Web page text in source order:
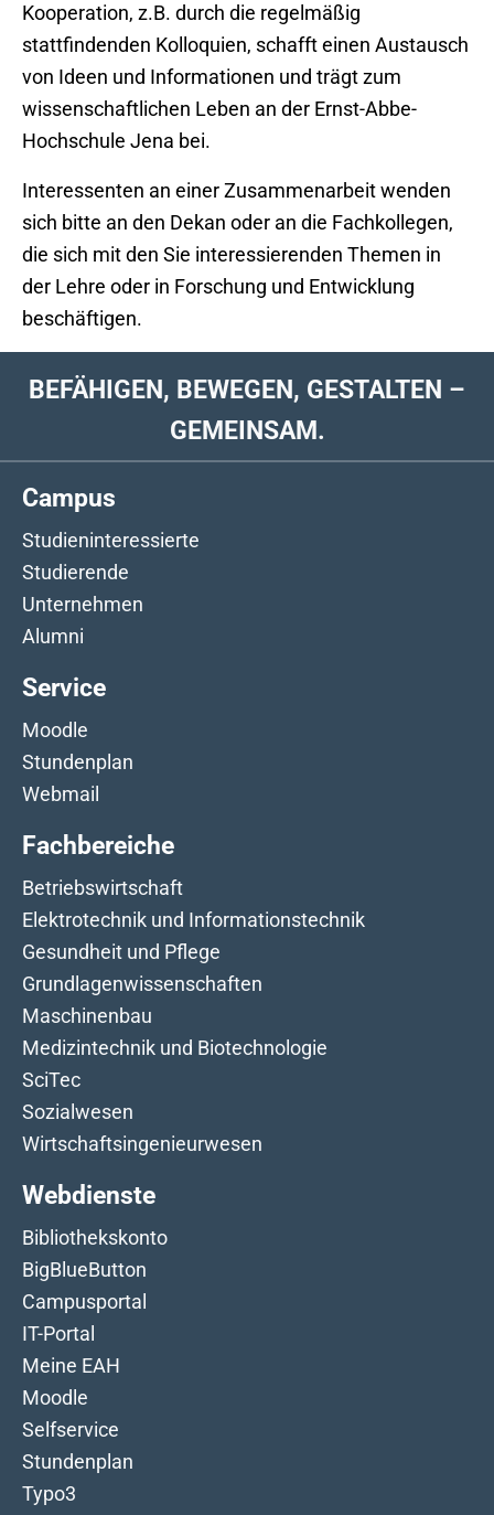
Kooperation, z.B. durch die regelmäßig
stattfindenden Kolloquien, schafft einen Austausch
von Ideen und Informationen und trägt zum
wissenschaftlichen Leben an der Ernst-Abbe-
Hochschule Jena bei.
Interessenten an einer Zusammenarbeit wenden
sich bitte an den Dekan oder an die Fachkollegen,
die sich mit den Sie interessierenden Themen in
der Lehre oder in Forschung und Entwicklung
beschäftigen.
BEFÄHIGEN, BEWEGEN, GESTALTEN –
GEMEINSAM.
Campus
Studieninteressierte
Studierende
Unternehmen
Alumni
Service
Moodle
Stundenplan
Webmail
Fachbereiche
Betriebswirtschaft
Elektrotechnik und Informationstechnik
Gesundheit und Pflege
Grundlagenwissenschaften
Maschinenbau
Medizintechnik und Biotechnologie
SciTec
Sozialwesen
Wirtschaftsingenieurwesen
Webdienste
Bibliothekskonto
BigBlueButton
Campusportal
IT-Portal
Meine EAH
Moodle
Selfservice
Stundenplan
Typo3